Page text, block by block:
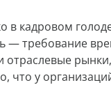
в кадровом
— требование
отраслевые
что у